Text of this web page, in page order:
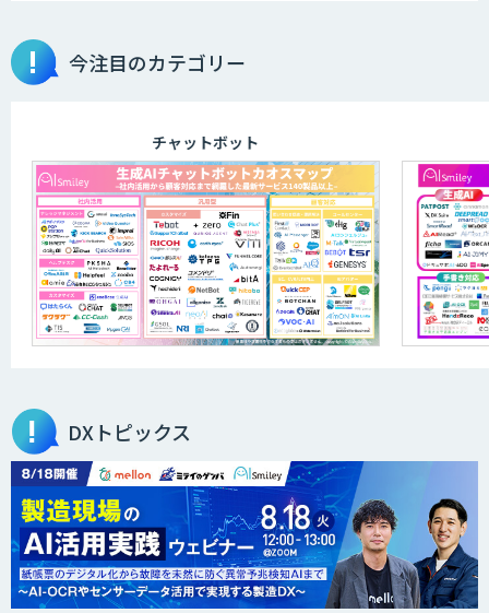
貴社専用ナレッジAI構築
AIコンシェルジュ®
AI音声生成 ElevenLabs
ニーズを理解する対話型AIエージェント
「AI’mON for 展示会」
Web接客を進化させる対話型AIエージェ
ント「AI’mON for WEB」
今注目のカテゴリー
チャットボット
DXトピックス